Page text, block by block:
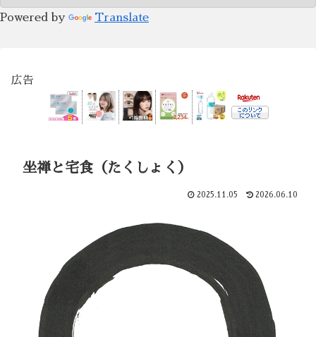
Powered by Translate
広告
坐禅と宅食（たくしょく）
2025.11.05 2026.06.10